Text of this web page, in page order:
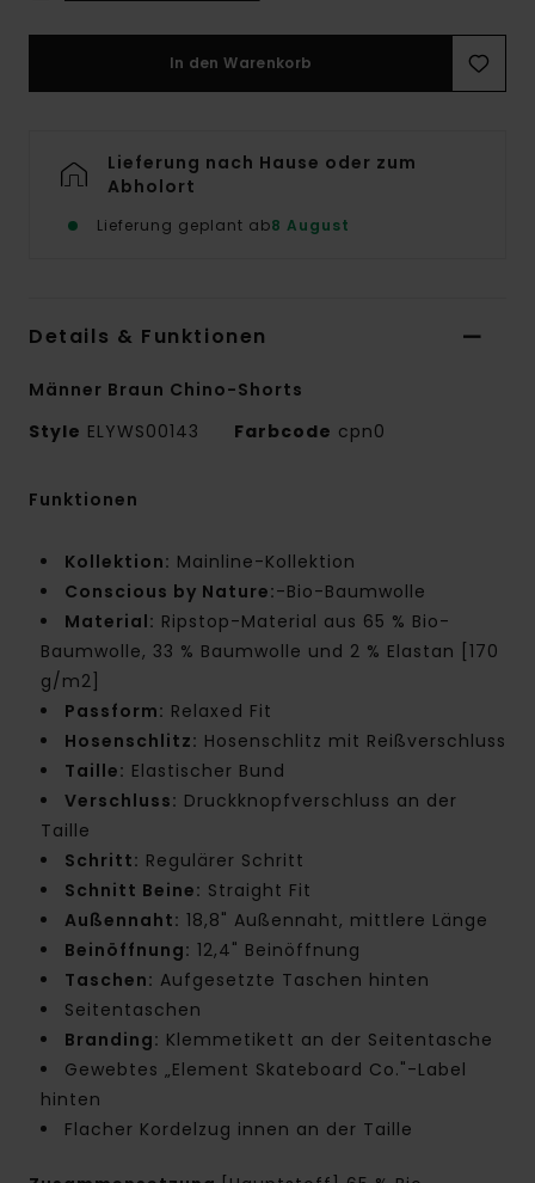
In den Warenkorb
Lieferung nach Hause oder zum
Abholort
Lieferung geplant ab8 August
Details & Funktionen
Männer Braun Chino-Shorts
Style ELYWS00143 Farbcode cpn0
Funktionen
Kollektion: Mainline-Kollektion
Conscious by Nature:-Bio-Baumwolle
Material: Ripstop-Material aus 65 % Bio-
Baumwolle, 33 % Baumwolle und 2 % Elastan [170
g/m2]
Passform: Relaxed Fit
Hosenschlitz: Hosenschlitz mit Reißverschluss
Taille: Elastischer Bund
Verschluss: Druckknopfverschluss an der
Taille
Schritt: Regulärer Schritt
Schnitt Beine: Straight Fit
Außennaht: 18,8" Außennaht, mittlere Länge
Beinöffnung: 12,4" Beinöffnung
Taschen: Aufgesetzte Taschen hinten
Seitentaschen
Branding: Klemmetikett an der Seitentasche
Gewebtes „Element Skateboard Co."-Label
hinten
Flacher Kordelzug innen an der Taille